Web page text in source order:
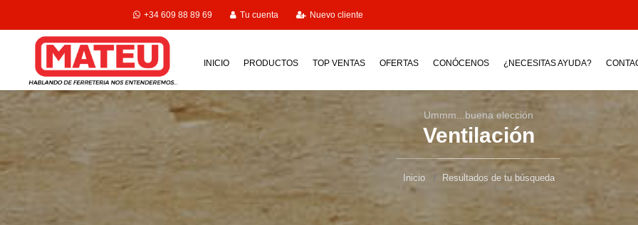
+34 609 88 89 69 Tu cuenta Nuevo cliente
INICIO PRODUCTOS TOP VENTAS OFERTAS CONÓCENOS ¿NECESITAS AYUDA?
Ummm...buena elección
Ventilación
Inicio Resultados de tu búsqueda